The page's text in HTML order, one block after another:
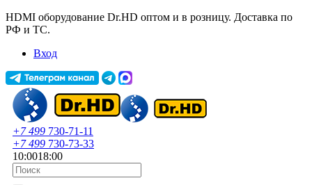
HDMI оборудование Dr.HD оптом и в розницу. Доставка по
РФ и ТС.
Вход
+7 499 730-71-11
+7 499 730-73-33
10:0018:00